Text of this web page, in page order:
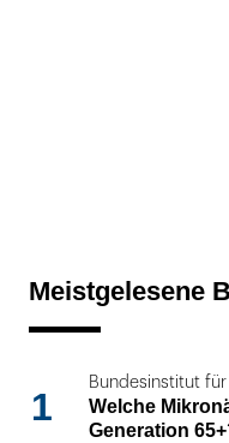
Meistgelesene
1
Bundesinstitut
Welche
Generation